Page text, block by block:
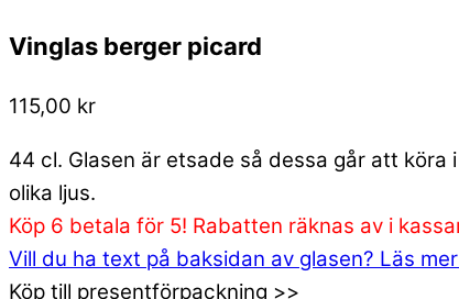
Vinglas berger picard
115,00 kr
44 cl. Glasen är etsade så dessa går att köra
olika ljus.
Köp 6 betala för 5! Rabatten räknas av i
Vill du ha text på baksidan av glasen? Läs
Köp till presentförpackning >>